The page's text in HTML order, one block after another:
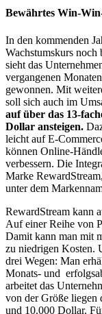
Bewährtes Win-
In den kommenden
Wachstumskurs noch
sieht das
vergangenen
gewonnen. Mit
soll sich auch im
auf über das 13-
Dollar ansteigen.
leicht auf E-
können Online-
verbessern. Die
Marke
unter dem
RewardStream kann
Auf einer Reihe von
Damit kann man mit
zu niedrigen Kosten.
drei Wegen: Man
Monats- und
arbeitet das
von der Größe liegen
und 10.000 Dollar.